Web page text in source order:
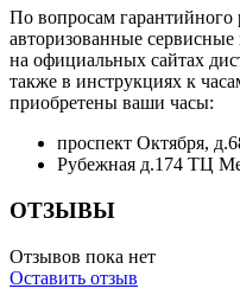
По вопросам гарантийного
авторизованные
на официальных сайтах
также в инструкциях к
приобретены ваши часы:
проспект Октября,
Рубежная д.174 ТЦ
ОТЗЫВЫ
Отзывов пока нет
Оставить отзыв